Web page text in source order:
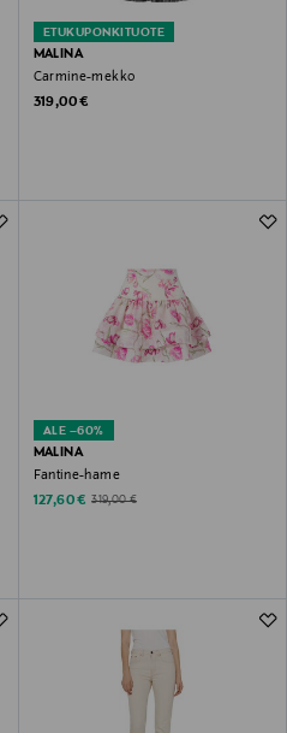
ETUKUPONKITUOTE
MALINA
Carmine-mekko
Original Price
319,00 €
ALE –60%
MALINA
Fantine-hame
Discounted Price
127,60 € Original Price
319,00 €